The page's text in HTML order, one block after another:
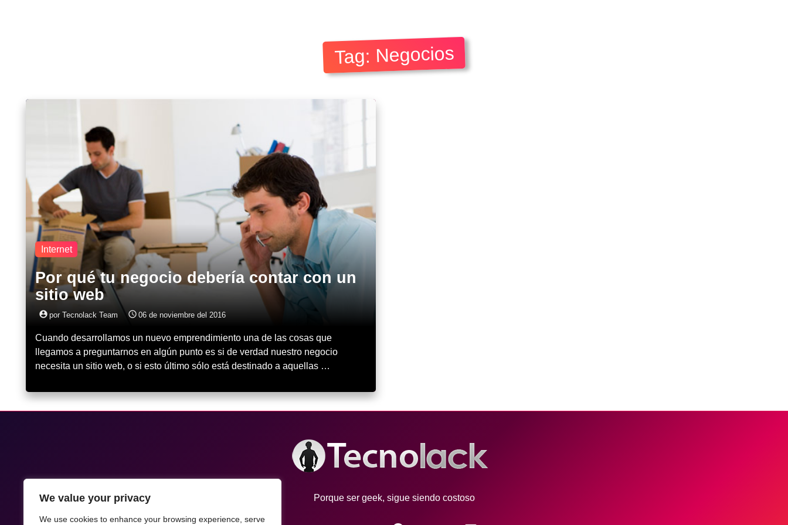
We value your privacy
We use cookies to enhance your browsing experience, serve
Tag: Negocios
Internet
Por qué tu negocio debería contar con un
sitio web
account_circle por Tecnolack Team access_time 06 de noviembre del 2016
Cuando desarrollamos un nuevo emprendimiento una de las cosas que
llegamos a preguntarnos en algún punto es si de verdad nuestro negocio
necesita un sitio web, o si esto último sólo está destinado a aquellas …
Porque ser geek, sigue siendo costoso